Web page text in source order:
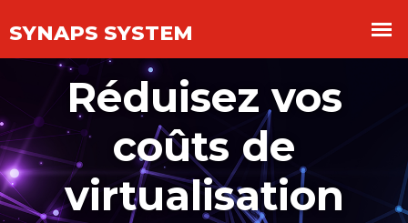
Réduisez vos
coûts de
virtualisation